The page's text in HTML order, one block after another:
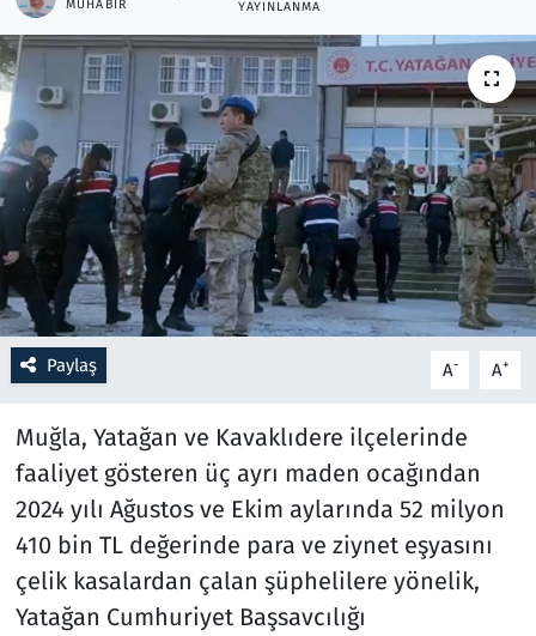
MUHABIR YAYINLANMA
Paylaş A- A+
Muğla, Yatağan ve Kavaklıdere ilçelerinde
faaliyet gösteren üç ayrı maden ocağından
2024 yılı Ağustos ve Ekim aylarında 52 milyon
410 bin TL değerinde para ve ziynet eşyasını
çelik kasalardan çalan şüphelilere yönelik,
Yatağan Cumhuriyet Başsavcılığı
Oyun
Ramazan
Resmi İlanlar
Rüya Tabirleri
Sağlık
Savunma Sanayi
Spor
Teknoloji ve Bilim
Televizyon